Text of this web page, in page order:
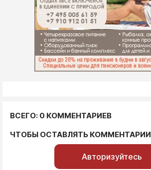
ВСЕГО: 0 КОММЕНТАРИЕВ
ЧТОБЫ ОСТАВЛЯТЬ КОММЕНТАРИИ
Авторизуйтесь